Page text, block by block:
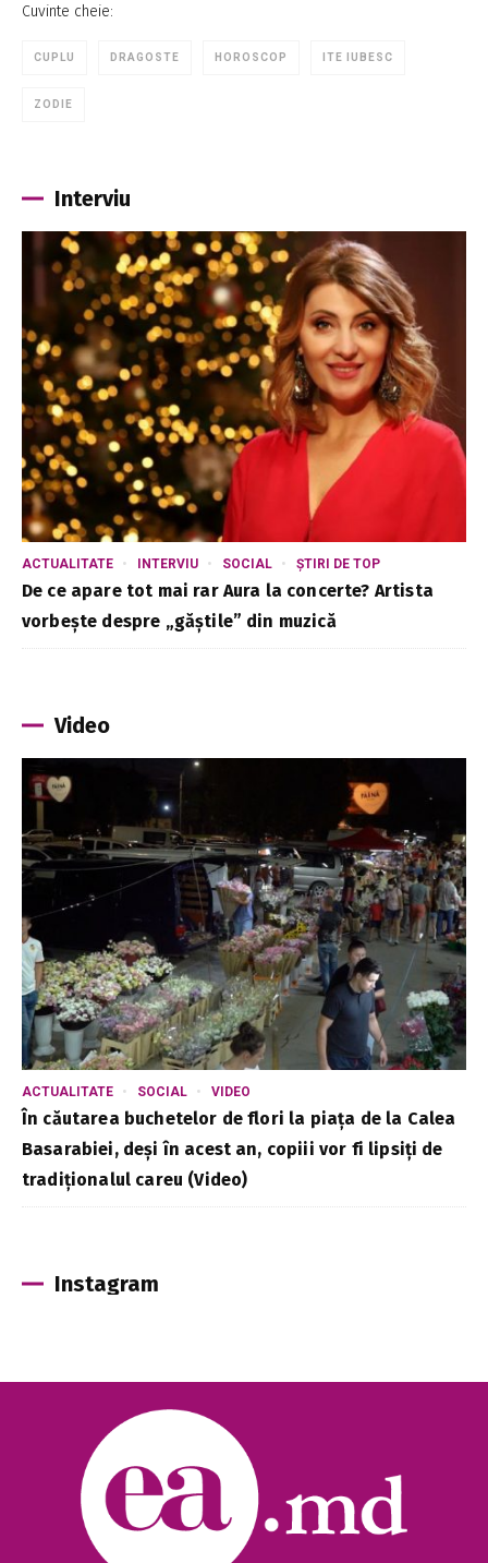
Cuvinte cheie:
CUPLU DRAGOSTE HOROSCOP ITE IUBESC
ZODIE
Interviu
ACTUALITATE INTERVIU SOCIAL ȘTIRI DE TOP
De ce apare tot mai rar Aura la concerte? Artista
vorbește despre „găștile” din muzică
Video
ACTUALITATE SOCIAL VIDEO
În căutarea buchetelor de flori la piața de la Calea
Basarabiei, deși în acest an, copiii vor fi lipsiți de
tradiționalul careu (Video)
Instagram